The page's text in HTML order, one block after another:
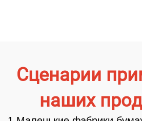
Сценарии
наших